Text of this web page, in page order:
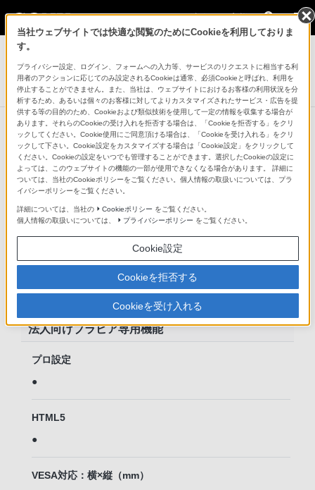
法人のお客様
業務用ディスプレイ・テレビ[法人向け] ブラビア
8K液晶テレビ 法人向けブラビア
Z9H/BZシリーズ
他の商品と比較する
●：対応 -：該当なし
仕様表
法人向けブラビア専用機能
プロ設定
●
HTML5
●
VESA対応：横×縦（mm）
当社ウェブサイトでは快適な閲覧のためにCookieを利用しておりま
す。
プライバシー設定、ログイン、フォームへの入力等、サービスのリクエストに相当する利
用者のアクションに応じてのみ設定されるCookieは通常、必須Cookieと呼ばれ、利用を
停止することができません。また、当社は、ウェブサイトにおけるお客様の利用状況を分
析するため、あるいは個々のお客様に対してよりカスタマイズされたサービス・広告を提
供する等の目的のため、Cookieおよび類似技術を使用して一定の情報を収集する場合が
あります。それらのCookieの受け入れを拒否する場合は、「Cookieを拒否する」をクリ
ックしてください。Cookie使用にご同意頂ける場合は、「Cookieを受け入れる」をクリ
ックして下さい。Cookie設定をカスタマイズする場合は「Cookie設定」をクリックして
ください。Cookieの設定をいつでも管理することができます。選択したCookieの設定に
よっては、このウェブサイトの機能の一部が使用できなくなる場合があります。 詳細に
ついては、当社のCookieポリシーをご覧ください。個人情報の取扱いについては、プラ
イバシーポリシーをご覧ください。
詳細については、当社の Cookieポリシー をご覧ください。
個人情報の取扱いについては、
プライバシーポリシー をご覧ください。
Cookie設定
Cookieを拒否する
Cookieを受け入れる